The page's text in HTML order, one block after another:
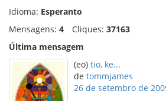
Idioma: Esperanto
Mensagens: 4 Cliques: 37163
Última mensagem
(eo) tio, ke...
de tommjames
26 de setembro de